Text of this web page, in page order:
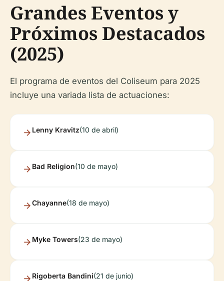
Grandes Eventos y
Próximos Destacados
(2025)
El programa de eventos del Coliseum para 2025
incluye una variada lista de actuaciones:
Lenny Kravitz(10 de abril)
Bad Religion(10 de mayo)
Chayanne(18 de mayo)
Myke Towers(23 de mayo)
Rigoberta Bandini(21 de junio)